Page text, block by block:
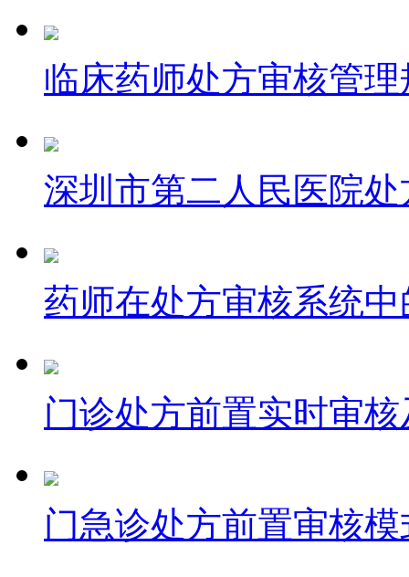
临床药师处方审核管
深圳市第二人民医院
药师在处方审核系统
门诊处方前置实时审
门急诊处方前置审核